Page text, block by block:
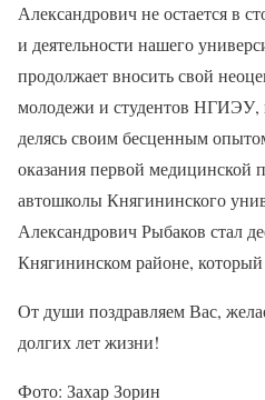
Александрович не остается в
и деятельности нашего
продолжает вносить свой
молодежи и студентов НГИЭУ,
делясь своим бесценным
оказания первой медицинской
автошколы Княгининского
Александрович Рыбаков стал
Княгининском районе, который
От души поздравляем Вас,
долгих лет жизни!
Фото: Захар Зорин